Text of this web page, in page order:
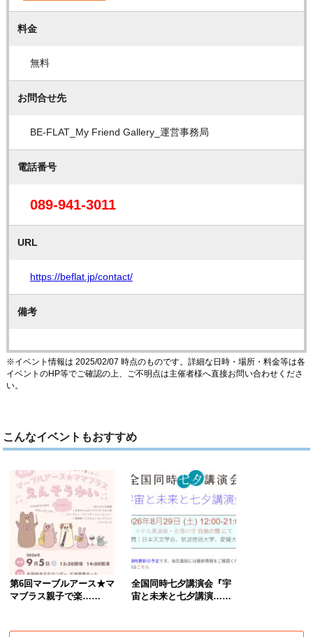
料金
無料
お問合せ先
BE-FLAT_My Friend Gallery_運営事務局
電話番号
089-941-3011
URL
https://beflat.jp/contact/
備考
※イベント情報は 2025/02/07 時点のものです。詳細な日時・場所・料金等は各
イベントのHP等でご確認の上、ご不明点は主催者様へ直接お問い合わせくださ
い。
こんなイベントもおすすめ
第6回マーブルアース★マ
マブラス親子で楽……
全国同時七夕講演会『宇
宙と未来と七夕講演……